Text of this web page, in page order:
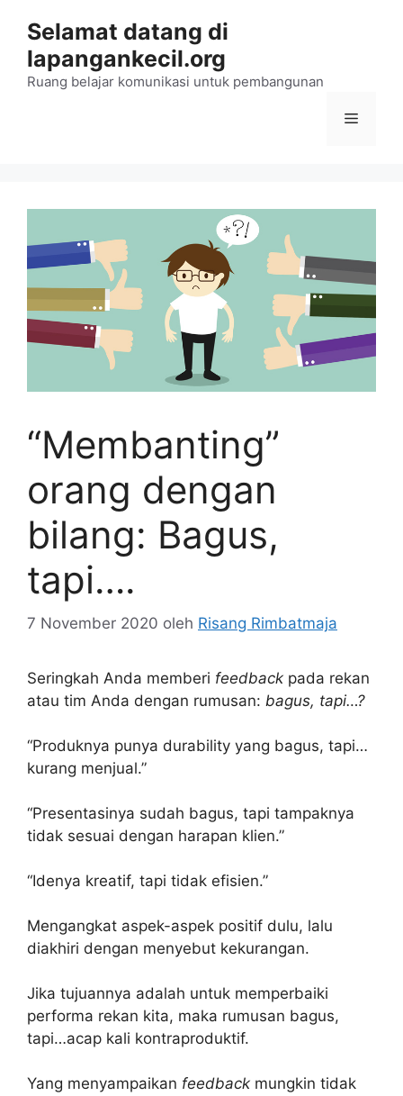
Selamat datang di
lapangankecil.org
Ruang belajar komunikasi untuk pembangunan
Menu
“Membanting”
orang dengan
bilang: Bagus,
tapi….
7 November 2020 oleh Risang Rimbatmaja
Seringkah Anda memberi feedback pada rekan
atau tim Anda dengan rumusan: bagus, tapi…?
“Produknya punya durability yang bagus, tapi…
kurang menjual.”
“Presentasinya sudah bagus, tapi tampaknya
tidak sesuai dengan harapan klien.”
“Idenya kreatif, tapi tidak efisien.”
Mengangkat aspek-aspek positif dulu, lalu
diakhiri dengan menyebut kekurangan.
Jika tujuannya adalah untuk memperbaiki
performa rekan kita, maka rumusan bagus,
tapi…acap kali kontraproduktif.
Yang menyampaikan feedback mungkin tidak